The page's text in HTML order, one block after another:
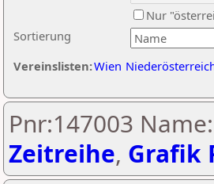
Sortierung
Nur
Vereinslisten:Wien
Pnr:147003
Zeitreihe, Grafik